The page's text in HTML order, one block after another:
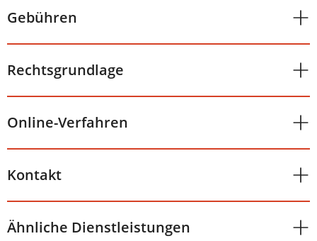
Gebühren
Rechtsgrundlage
Online-Verfahren
Kontakt
Ähnliche Dienstleistungen